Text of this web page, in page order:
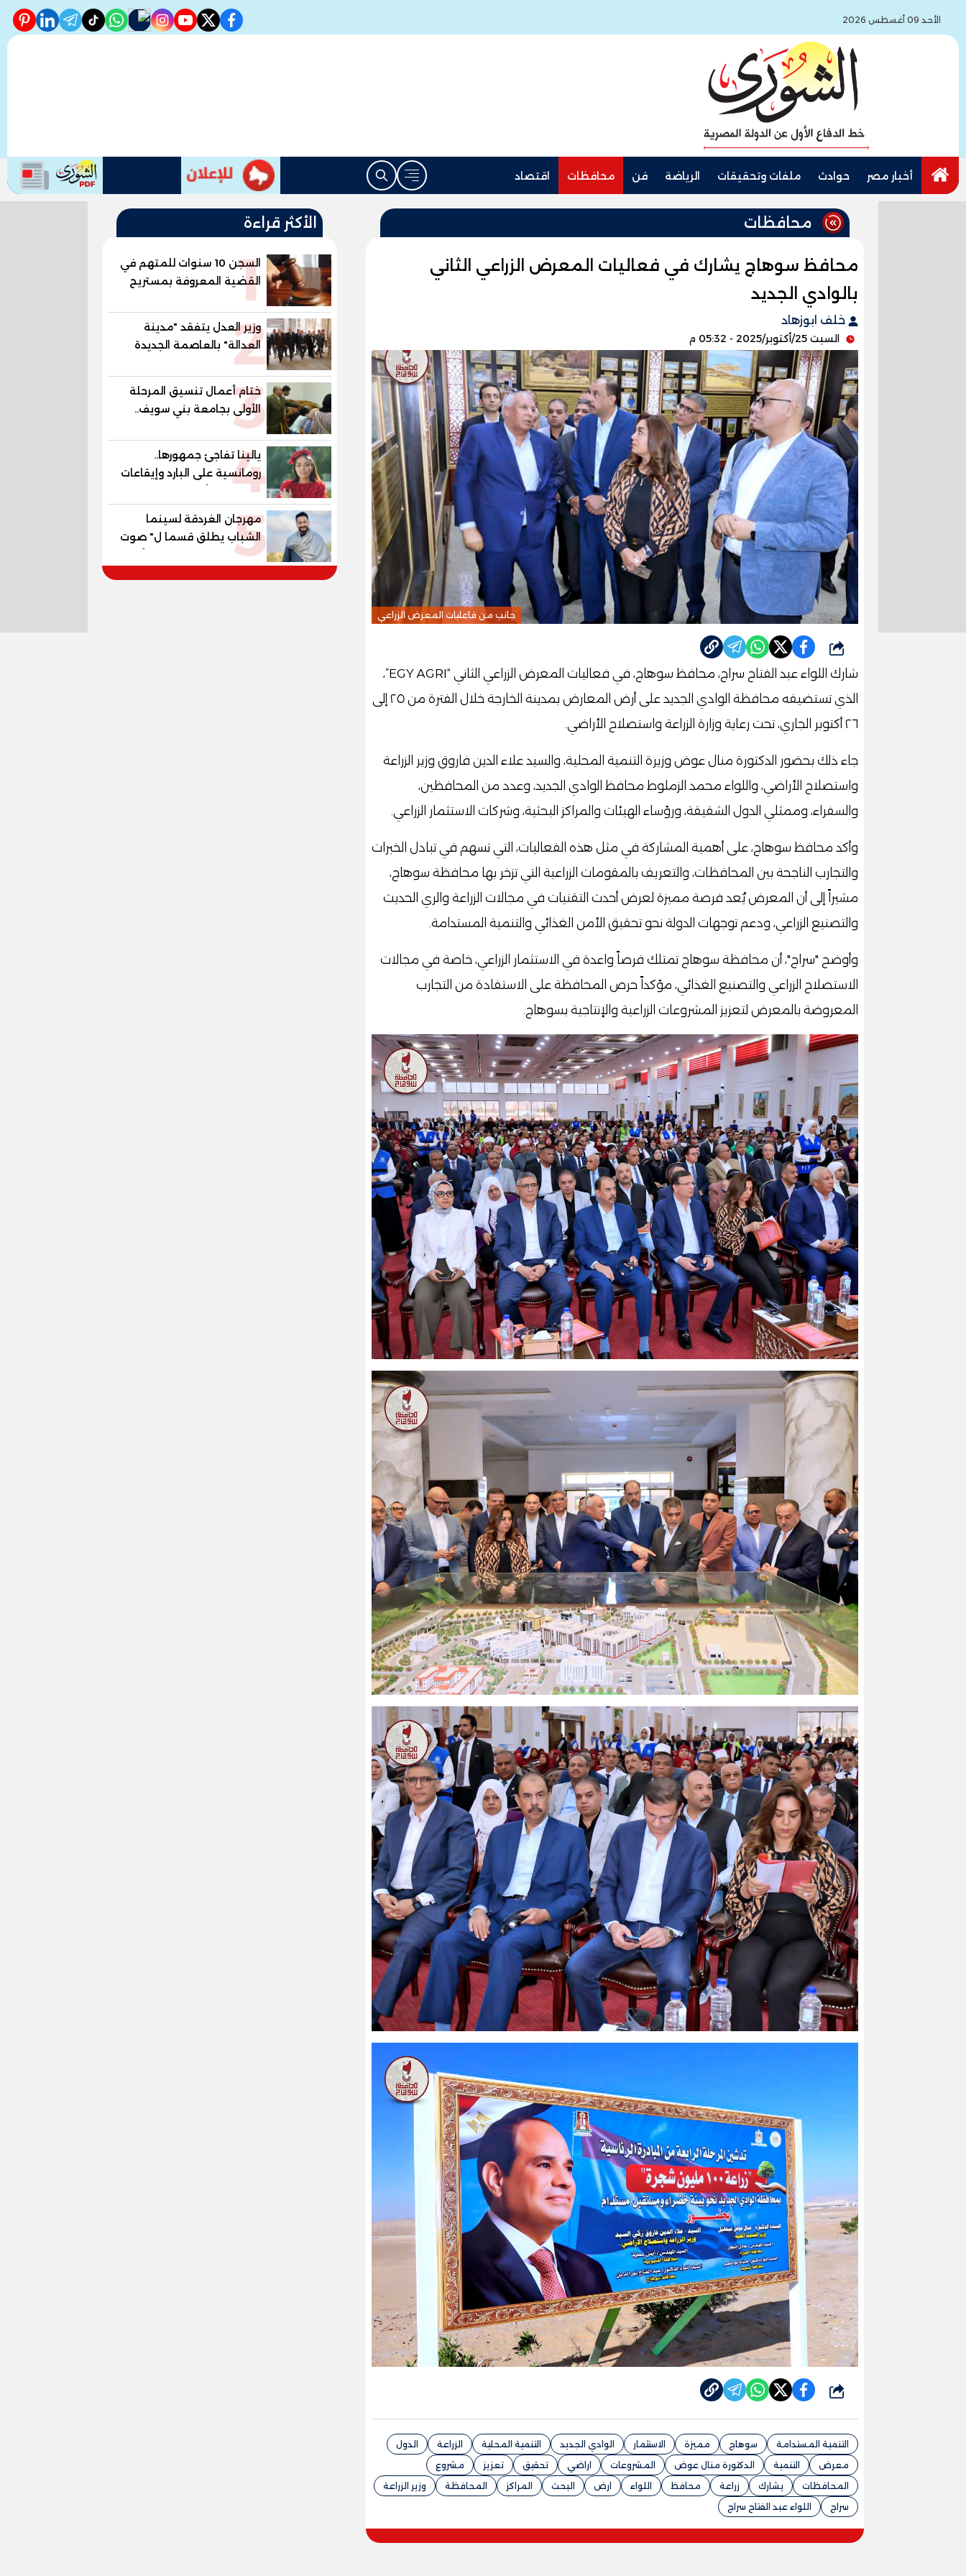
الأحد 09 أغسطس 2026 facebook
twitter
youtube
instagram
nabd
whatsapp
tiktok
telegram
linkedin
أخبار مصر حوادث ملفات وتحقيقات الرياضة فن محافظات اقتصاد
محافظات
محافظ سوهاج يشارك في فعاليات المعرض الزراعي الثاني
بالوادي الجديد
خلف ابوزهاد
السبت 25/أكتوبر/2025 - 05:32 م
جانب من فاعليات المعرض الزراعي
شارك
شارك اللواء عبد الفتاح سراج، محافظ سوهاج، في فعاليات المعرض الزراعي الثاني “EGY AGRI”،
الذي تستضيفه محافظة الوادي الجديد على أرض المعارض بمدينة الخارجة خلال الفترة من ٢٥ إلى
٢٦ أكتوبر الجاري، تحت رعاية وزارة الزراعة واستصلاح الأراضي.
جاء ذلك بحضور الدكتورة منال عوض وزيرة التنمية المحلية، والسيد علاء الدين فاروق وزير الزراعة
واستصلاح الأراضي، واللواء محمد الزملوط محافظ الوادي الجديد، وعدد من المحافظين،
والسفراء، وممثلي الدول الشقيقة، ورؤساء الهيئات والمراكز البحثية، وشركات الاستثمار الزراعي.
وأكد محافظ سوهاج، على أهمية المشاركة في مثل هذه الفعاليات، التي تسهم في تبادل الخبرات
والتجارب الناجحة بين المحافظات، والتعريف بالمقومات الزراعية التي تزخر بها محافظة سوهاج،
مشيراً إلى أن المعرض يُعد فرصة مميزة لعرض أحدث التقنيات في مجالات الزراعة والري الحديث
والتصنيع الزراعي، ودعم توجهات الدولة نحو تحقيق الأمن الغذائي والتنمية المستدامة.
وأوضح "سراج"، أن محافظة سوهاج تمتلك فرصاً واعدة في الاستثمار الزراعي، خاصة في مجالات
الاستصلاح الزراعي والتصنيع الغذائي، مؤكداً حرص المحافظة على الاستفادة من التجارب
المعروضة بالمعرض لتعزيز المشروعات الزراعية والإنتاجية بسوهاج.
شارك
التنمية المستدامة سوهاج مميزة الاستثمار الوادي الجديد التنمية المحلية الزراعة
الدول
معرض
التنمية الدكتورة منال عوض المشروعات اراضي تحقيق تعزيز
مشروع
المحافظات
يشارك زراعة محافظ اللواء ارض البحث المراكز المحافظة
وزير الزراعة
سراج
اللواء عبد الفتاح سراج
الأكثر قراءة
1
السجن 10 سنوات للمتهم في
القضية المعروفة بمستريح
البيض
2
وزير العدل يتفقد "مدينة
العدالة" بالعاصمة الجديدة
وبرفقته رئيسا هيئة قضايا
الدولة وهيئة النيابة الإدارية
3
ختام أعمال تنسيق المرحلة
الأولى بجامعة بني سويف..
1148 طالبًا وطالبة سجلوا
رغباتهم
4
يالينا تفاجئ جمهورها..
رومانسية على البارد وإيقاعات
ساخنة في أحدث كليباتها
5
مهرجان الغردقة لسينما
الشباب يطلق قسما ل" صوت
السينما" ..وحمادة هلال أول